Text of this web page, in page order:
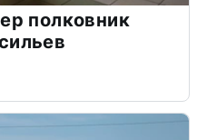
полковник